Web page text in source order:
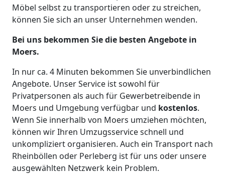
Möbel selbst zu transportieren oder zu streichen,
können Sie sich an unser Unternehmen wenden.
Bei uns bekommen Sie die besten Angebote in
Moers.
In nur ca. 4 Minuten bekommen Sie unverbindlichen
Angebote. Unser Service ist sowohl für
Privatpersonen als auch für Gewerbetreibende in
Moers und Umgebung verfügbar und kostenlos.
Wenn Sie innerhalb von Moers umziehen möchten,
können wir Ihren Umzugsservice schnell und
unkompliziert organisieren. Auch ein Transport nach
Rheinböllen oder Perleberg ist für uns oder unsere
ausgewählten Netzwerk kein Problem.